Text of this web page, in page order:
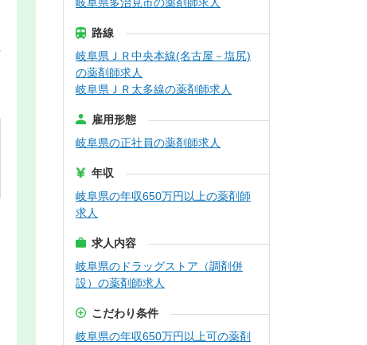
路線
岐阜県ＪＲ中央本線(名古屋－塩尻)
の薬剤師求人
岐阜県ＪＲ太多線の薬剤師求人
雇用形態
岐阜県の正社員の薬剤師求人
年収
岐阜県の年収650万円以上の薬剤師
求人
求人内容
岐阜県のドラッグストア（調剤併
設）の薬剤師求人
こだわり条件
岐阜県の年収650万円以上可の薬剤